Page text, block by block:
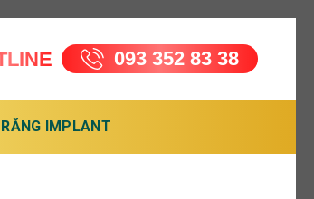
093 352 83 38
IMPLANT